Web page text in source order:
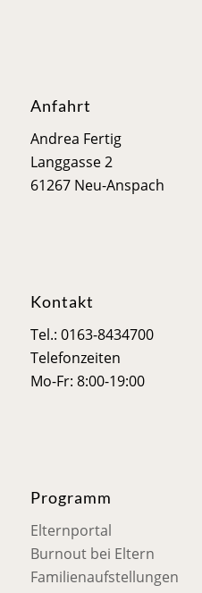
Anfahrt
Andrea Fertig
Langgasse 2
61267 Neu-Anspach
Kontakt
Tel.: 0163-8434700
Telefonzeiten
Mo-Fr: 8:00-19:00
Programm
Elternportal
Burnout bei Eltern
Familienaufstellungen